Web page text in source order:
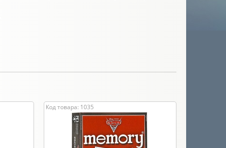
Код товара: 1035